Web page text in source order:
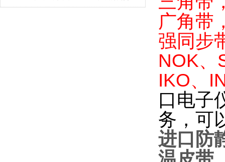
广角带
强同步
NOK、
IKO、
口电子
务，可
进口防